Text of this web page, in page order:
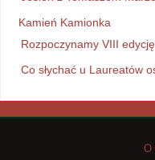
Kamień Kamionka
Rozpoczynamy VIII
Co słychać u Laureatów
O